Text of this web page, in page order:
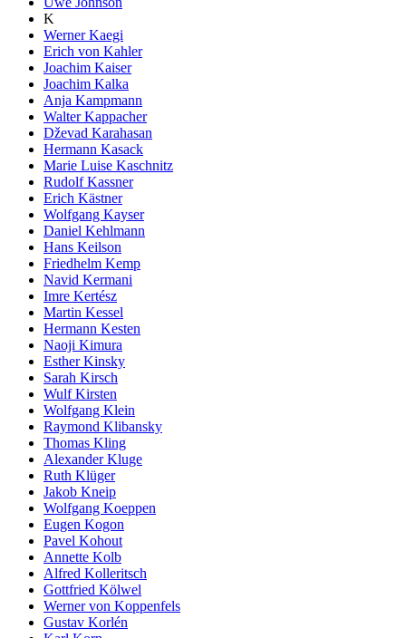
K
Werner Kaegi
Erich von Kahler
Joachim Kaiser
Joachim Kalka
Anja Kampmann
Walter Kappacher
Dževad Karahasan
Hermann Kasack
Marie Luise Kaschnitz
Rudolf Kassner
Erich Kästner
Wolfgang Kayser
Daniel Kehlmann
Hans Keilson
Friedhelm Kemp
Navid Kermani
Imre Kertész
Martin Kessel
Hermann Kesten
Naoji Kimura
Esther Kinsky
Sarah Kirsch
Wulf Kirsten
Wolfgang Klein
Raymond Klibansky
Thomas Kling
Alexander Kluge
Ruth Klüger
Jakob Kneip
Wolfgang Koeppen
Eugen Kogon
Pavel Kohout
Annette Kolb
Alfred Kolleritsch
Gottfried Kölwel
Werner von Koppenfels
Gustav Korlén